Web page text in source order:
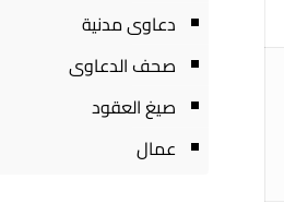
دعاوى مدنية
صحف الدعاوى
صيغ العقود
عمال